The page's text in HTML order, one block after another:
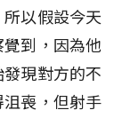
以假設今天
到，因為他
現對方的不
喪，但射手